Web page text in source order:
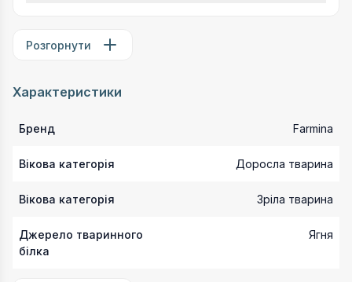
Розгорнути
Характеристики
Бренд Farmina
Вікова категорія Доросла тварина
Вікова категорія Зріла тварина
Джерело тваринного
білка
Ягня